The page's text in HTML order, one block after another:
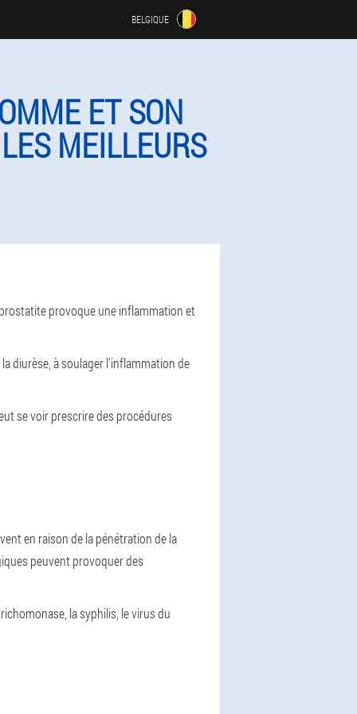
BELGIQUE
ET SON
MEILLEURS
provoque une inflammation et
diurèse, à soulager l'inflammation de
se voir prescrire des procédures
en raison de la pénétration de la
peuvent provoquer des
la syphilis, le virus du